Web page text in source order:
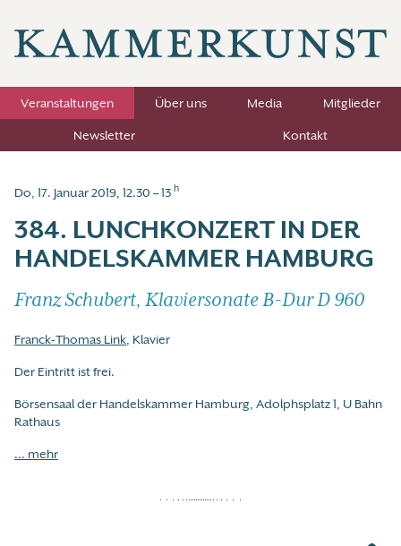
Veranstaltungen Über uns Media
Mitglieder
Newsletter
Kontakt
Do, 17. Januar 2019, 12.30 – 13 h
384. LUNCHKONZERT IN DER
HANDELSKAMMER HAMBURG
Franz Schubert, Klaviersonate B-Dur D 960
Franck-Thomas Link, Klavier
Der Eintritt ist frei.
Börsensaal der Handelskammer Hamburg, Adolphsplatz 1, U Bahn
Rathaus
... mehr